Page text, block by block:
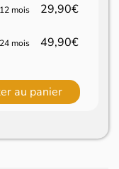
mois
29,90€
mois
49,90€
au panier